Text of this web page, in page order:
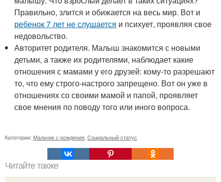
Правильно, злится и обижается на весь мир. Вот и
ребенок 7 лет не слушается и психует, проявляя свое
недовольство.
Авторитет родителя. Малыш знакомится с новыми
детьми, а также их родителями, наблюдает какие
отношения с мамами у его друзей: кому-то разрешают
то, что ему строго-настрого запрещено. Вот он уже в
отношениях со своими мамой и папой, проявляет
свое мнения по поводу того или иного вопроса.
Категории: Мальчик с рождения Социальный статус
Читайте также